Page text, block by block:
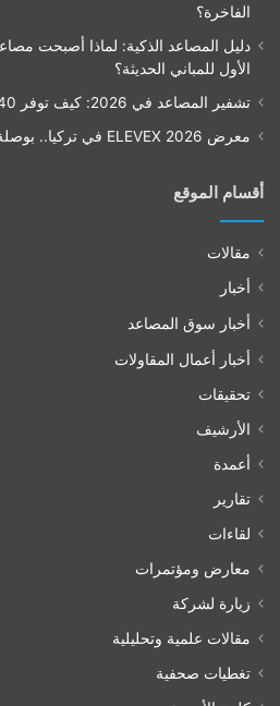
الفاخرة؟
الأول للمباني الحديثة؟
تشفير المصاعد في 2026: كيف توفر 40% من تكاليف صيانة المصعد؟
معرض ELEVEX 2026 في تركيا.. بوصلة العالم نحو المصاعد الخضراء
أقسام الموقع
مقالات
أخبار
أخبار سوق المصاعد
أخبار أعمال المقاولات
تحقيقات
الأرشيف
أعمدة
تقارير
لقاءات
معارض ومؤتمرات
زيارة لشركة
مقالات علمية وتحليلية
تغطيات صحفية